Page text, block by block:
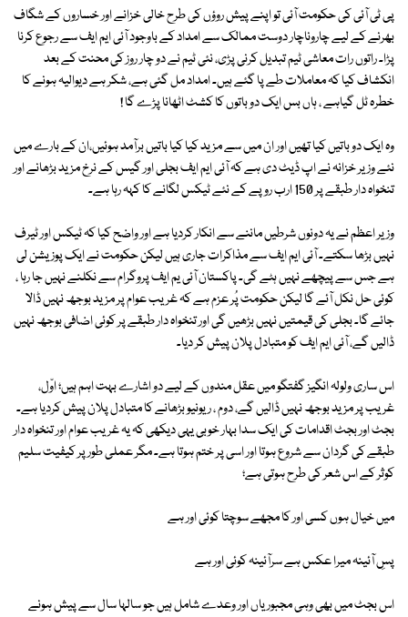
پی ٹی آئی کی حکومت آئی تو اپنے پیش روؤں کی طرح خالی خزانے اور خساروں کے شگاف
بھرنے کے لیے چاروناچار دوست ممالک سے امداد کے باوجود آئی ایم ایف سے رجوع کرنا
پڑا۔ راتوں رات معاشی ٹیم تبدیل کرنی پڑی، نئی ٹیم نے دو چار روز کی محنت کے بعد
انکشاف کیا کہ معاملات طے پا گئے ہیں۔ امداد مل گئی ہے، شکر ہے دیوالیہ ہونے کا
خطرہ ٹل گیاہے ، ہاں بس ایک دو باتوں کا کشٹ اٹھانا پڑے گا !
وہ ایک دو باتیں کیا تھیں اور ان میں سے مزید کیا کیا باتیں برآمد ہوئیں،ان کے بارے میں
نئے وزیر خزانہ نے اپ ڈیٹ دی ہے کہ آئی ایم ایف بجلی اور گیس کے نرخ مزید بڑھانے اور
تنخواہ دار طبقے پر 150 ارب روپے کے نئے ٹیکس لگانے کا کہہ رہا ہے۔
وزیر اعظم نے یہ دونوں شرطیں ماننے سے انکار کردیا ہے اور واضح کیا کہ ٹیکس اور ٹیرف
نہیں بڑھا سکتے۔ آئی ایم ایف سے مذاکرات جاری ہیں لیکن حکومت نے ایک پوزیشن لی
ہے جس سے پیچھے نہیں ہٹے گی۔ پاکستان آئی یم ایف پروگرام سے نکلنے نہیں جا رہا ،
کوئی حل نکل آئے گا لیکن حکومت پُر عزم ہے کہ غریب عوام پر مزید بوجھ نہیں ڈالا
جائے گا۔ بجلی کی قیمتیں نہیں بڑھیں گی اور تنخواہ دار طبقے پر کوئی اضافی بوجھ نہیں
ڈالیں گے، آئی ایم ایف کو متبادل پلان پیش کر دیا۔
اس ساری ولولہ انگیز گفتگو میں عقل مندوں کے لیے دو اشارے بہت اہم ہیں؛ اوّل،
غریب پر مزید بوجھ نہیں ڈالیں گے، دوم ، ریونیو بڑھانے کا متبادل پلان پیش کردیا ہے۔
بجٹ اور بجٹ اقدامات کی ایک سدا بہار خوبی یہی دیکھی کہ یہ غریب عوام اور تنخواہ دار
طبقے کی گردان سے شروع ہوتا اور اسی پر ختم ہوتا ہے۔ مگر عملی طور پر کیفیت سلیم
کوثر کے اس شعر کی طرح ہوتی ہے؛
میں خیال ہوں کسی اور کا مجھے سوچتا کوئی اور ہے
پسِ آئینہ میرا عکس ہے سرآئینہ کوئی اور ہے
اس بجٹ میں بھی وہی مجبوریاں اور وعدے شامل ہیں جو سالہا سال سے پیش ہونے